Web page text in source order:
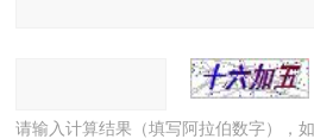
请输入计算结果（填写阿拉伯数字），